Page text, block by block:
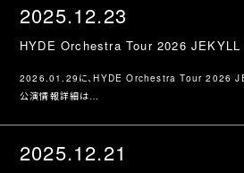
@LIVESHIP_info
2025.12.23
HYDE Orchestra Tour 2026 JEKYLL
2026.01.29に、HYDE Orchestra Tour 2026
公演情報詳細は…
2025.12.21